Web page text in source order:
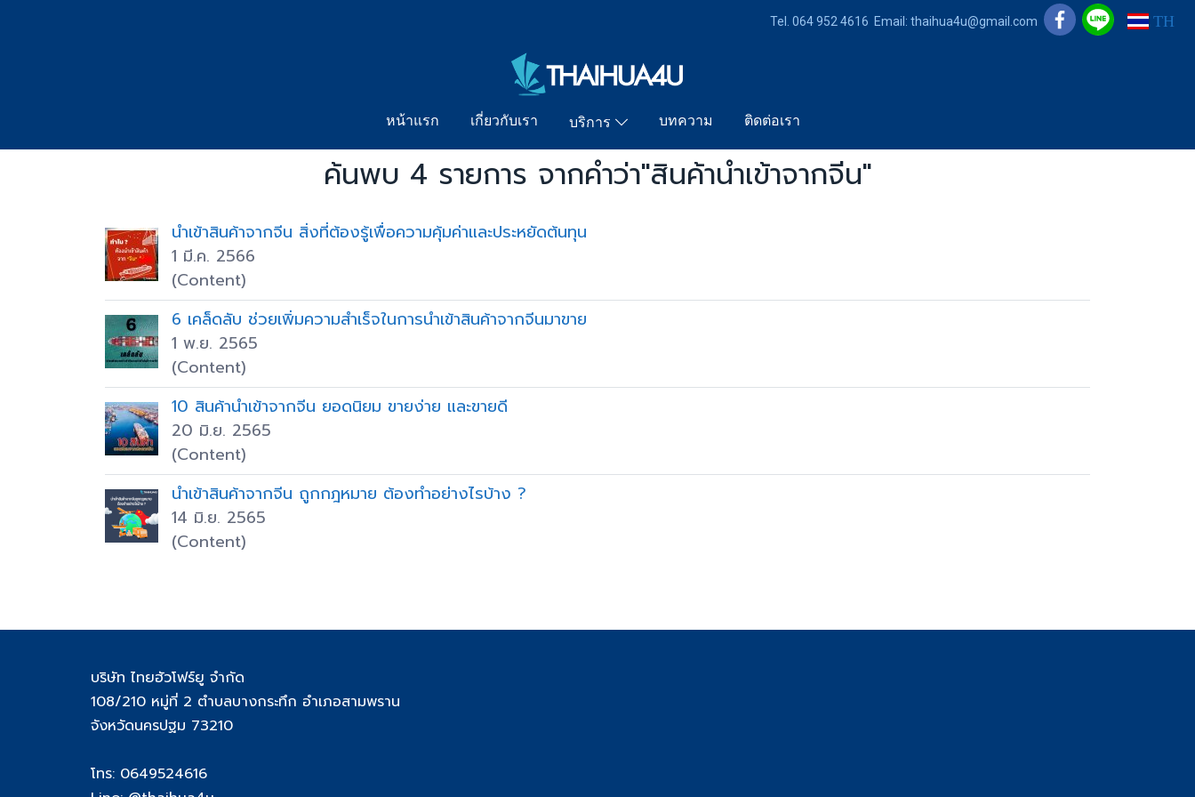
Tel. 064 952 4616 Email: thaihua4u@gmail.com TH
หน้าแรก เกี่ยวกับเรา บริการ บทความ ติดต่อเรา
ค้นพบ 4 รายการ จากคำว่า"สินค้านำเข้าจากจีน"
นำเข้าสินค้าจากจีน สิ่งที่ต้องรู้เพื่อความคุ้มค่าและประหยัดต้นทุน
1 มี.ค. 2566
(Content)
6 เคล็ดลับ ช่วยเพิ่มความสำเร็จในการนำเข้าสินค้าจากจีนมาขาย
1 พ.ย. 2565
(Content)
10 สินค้านำเข้าจากจีน ยอดนิยม ขายง่าย และขายดี
20 มิ.ย. 2565
(Content)
นำเข้าสินค้าจากจีน ถูกกฎหมาย ต้องทำอย่างไรบ้าง ?
14 มิ.ย. 2565
(Content)
บริษัท ไทยฮัวโฟร์ยู จำกัด
108/210 หมู่ที่ 2 ตำบลบางกระทึก อำเภอสามพราน
จังหวัดนครปฐม 73210
โทร: 0649524616